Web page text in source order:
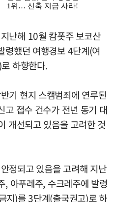
난해 10월 캄폿주 보코산
령했던 여행경보 4단계(여
하향한다.
기 현지 스캠범죄에 연루된
고 접수 건수가 전년 동기 대
개선되고 있음을 고려한 것
정되고 있음을 고려해 지난
아푸레주, 수크레주에 발령
지)를 3단계(출국권고)로 하